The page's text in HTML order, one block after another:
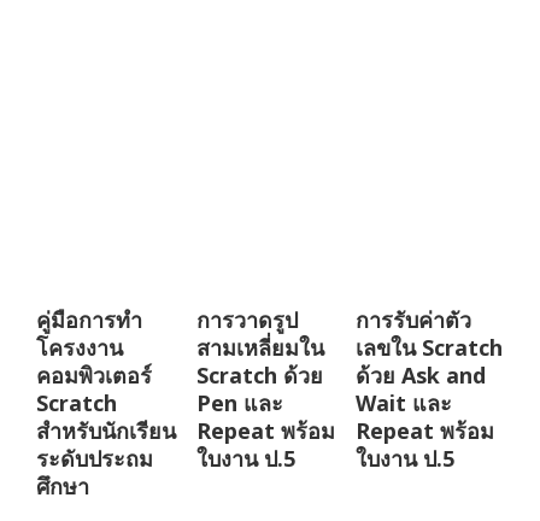
คู่มือการทำ
โครงงาน
คอมพิวเตอร์
Scratch
สำหรับนักเรียน
ระดับประถม
ศึกษา
การวาดรูป
สามเหลี่ยมใน
Scratch ด้วย
Pen และ
Repeat พร้อม
ใบงาน ป.5
การรับค่าตัว
เลขใน Scratch
ด้วย Ask and
Wait และ
Repeat พร้อม
ใบงาน ป.5